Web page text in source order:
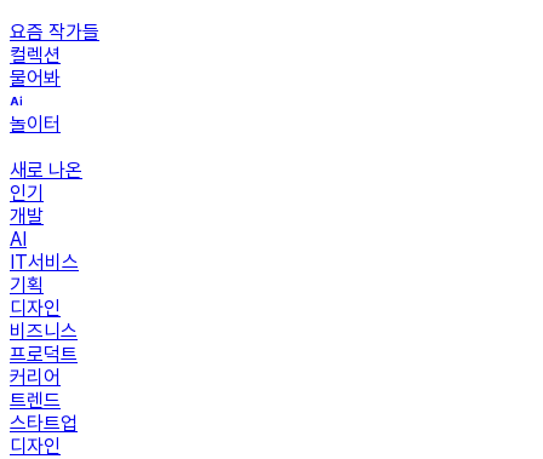
요즘 작가들
컬렉션
물어봐
놀이터
새로 나온
인기
개발
AI
IT서비스
기획
디자인
비즈니스
프로덕트
커리어
트렌드
스타트업
디자인